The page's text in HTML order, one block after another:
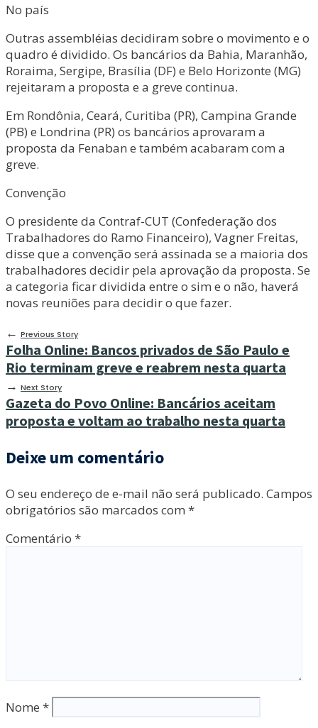
No país
Outras assembléias decidiram sobre o movimento e o
quadro é dividido. Os bancários da Bahia, Maranhão,
Roraima, Sergipe, Brasília (DF) e Belo Horizonte (MG)
rejeitaram a proposta e a greve continua.
Em Rondônia, Ceará, Curitiba (PR), Campina Grande
(PB) e Londrina (PR) os bancários aprovaram a
proposta da Fenaban e também acabaram com a
greve.
Convenção
O presidente da Contraf-CUT (Confederação dos
Trabalhadores do Ramo Financeiro), Vagner Freitas,
disse que a convenção será assinada se a maioria dos
trabalhadores decidir pela aprovação da proposta. Se
a categoria ficar dividida entre o sim e o não, haverá
novas reuniões para decidir o que fazer.
← Previous Story
Folha Online: Bancos privados de São Paulo e
Rio terminam greve e reabrem nesta quarta
→ Next Story
Gazeta do Povo Online: Bancários aceitam
proposta e voltam ao trabalho nesta quarta
Deixe um comentário
O seu endereço de e-mail não será publicado. Campos
obrigatórios são marcados com *
Comentário *
Nome *